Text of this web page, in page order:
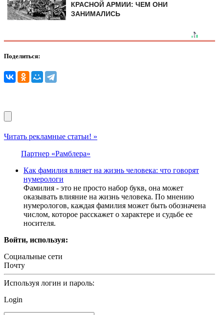
КРАСНОЙ АРМИИ: ЧЕМ ОНИ
ЗАНИМАЛИСЬ
Поделиться:
Читать рекламные статьи! »
Партнер «Рамблера»
Как фамилия влияет на жизнь человека: что говорят
нумерологи
Фамилия - это не просто набор букв, она может
оказывать влияние на жизнь человека. По мнению
нумерологов, каждая фамилия может быть обозначена
числом, которое расскажет о характере и судьбе ее
носителя.
Войти, используя:
Социальные сети
Почту
Используя логин и пароль:
Login